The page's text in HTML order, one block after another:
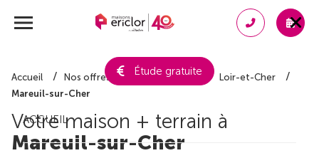
Étude gratuite
ACCUEIL
Accueil Nos offres de maison + terrain
Loir-et-Cher
Mareuil-sur-Cher
Votre maison + terrain à
Mareuil-sur-Cher